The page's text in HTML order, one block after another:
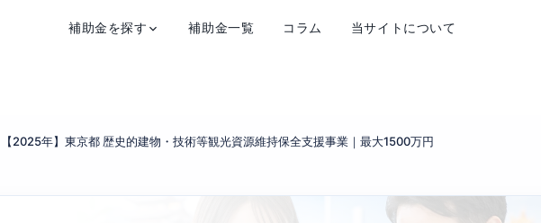
補助金を探す 補助金一覧 コラム 当サイトについて
【2025年】東京都 歴史的建物・技術等観光資源維持保全支援事業｜最大1500万円